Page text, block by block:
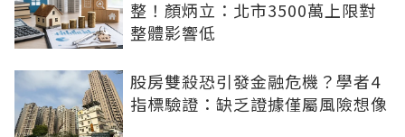
整！顏炳立：北市3500萬上限對
整體影響低
股房雙殺恐引發金融危機？學者4
指標驗證：缺乏證據僅屬風險想像